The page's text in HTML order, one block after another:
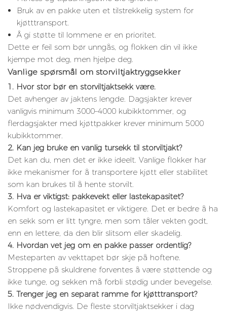
Bruk av en pakke uten et tilstrekkelig system for
kjøtttransport.
Å gi støtte til lommene er en prioritet.
Dette er feil som bør unngås, og flokken din vil ikke
kjempe mot deg, men hjelpe deg.
Vanlige spørsmål om storviltjaktryggsekker
1. Hvor stor bør en storviltjaktsekk være.
Det avhenger av jaktens lengde. Dagsjakter krever
vanligvis minimum 3000–4000 kubikktommer, og
flerdagsjakter med kjøttpakker krever minimum 5000
kubikktommer.
2. Kan jeg bruke en vanlig tursekk til storviltjakt?
Det kan du, men det er ikke ideelt. Vanlige flokker har
ikke mekanismer for å transportere kjøtt eller stabilitet
som kan brukes til å hente storvilt.
3. Hva er viktigst: pakkevekt eller lastekapasitet?
Komfort og lastekapasitet er viktigere. Det er bedre å ha
en sekk som er litt tyngre, men som tåler vekten godt,
enn en lettere, da den blir slitsom eller skadelig.
4. Hvordan vet jeg om en pakke passer ordentlig?
Mesteparten av vekttapet bør skje på hoftene.
Stroppene på skuldrene forventes å være støttende og
ikke tunge, og sekken må forbli stødig under bevegelse.
5. Trenger jeg en separat ramme for kjøtttransport?
Ikke nødvendigvis. De fleste storviltjaktsekker i dag